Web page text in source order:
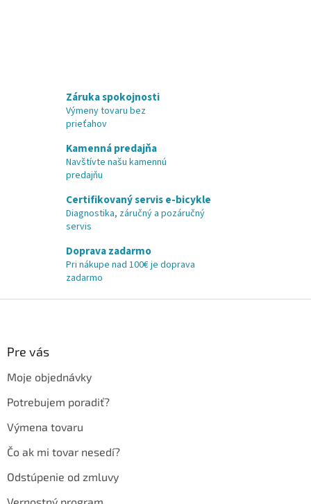
Záruka spokojnosti
Výmeny tovaru bez
prieťahov
Kamenná predajňa
Navštívte našu kamennú
predajňu
Certifikovaný servis e-bicykle
Diagnostika, záručný a pozáručný
servis
Doprava zadarmo
Pri nákupe nad 100€ je doprava
zadarmo
Pre vás
Moje objednávky
Potrebujem poradiť?
Výmena tovaru
Čo ak mi tovar nesedí?
Odstúpenie od zmluvy